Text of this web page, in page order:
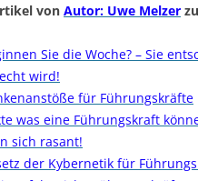
von Autor: Uwe Melzer
Sie die Woche? – Sie
wird!
für Führungskräfte
was eine Führungskraft
sich rasant!
der Kybernetik für